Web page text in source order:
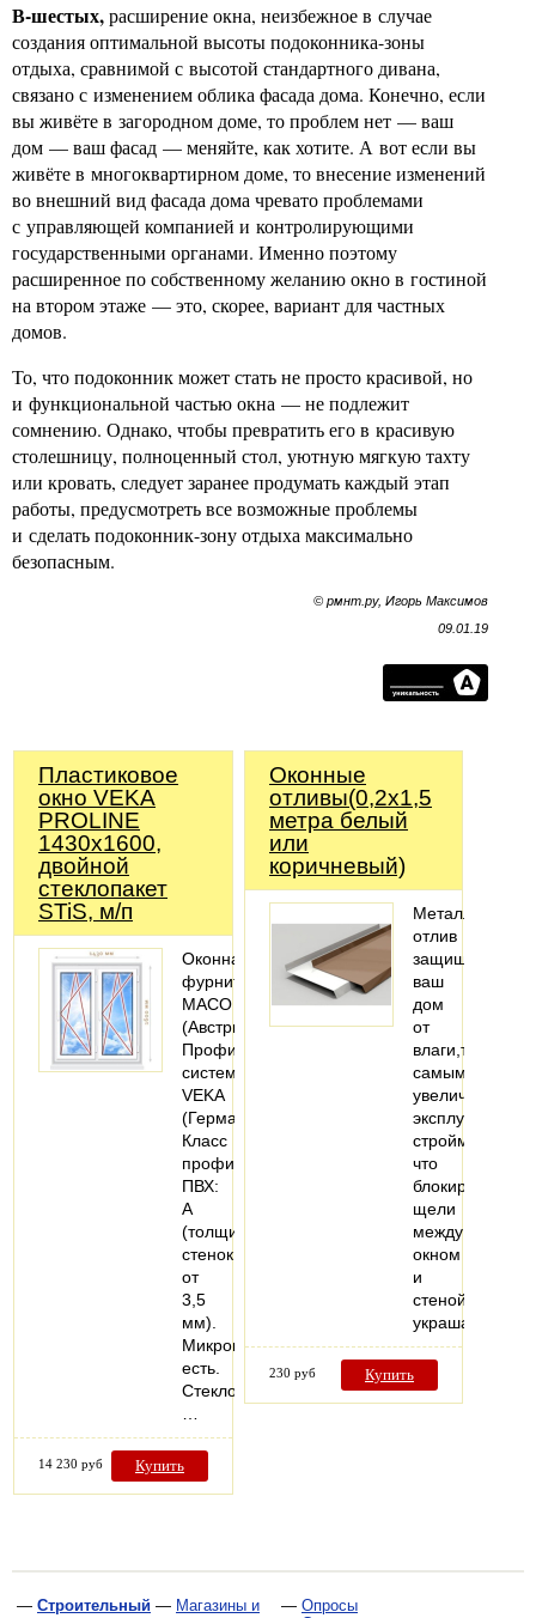
В-шестых,расширение окна, неизбежное в случае
создания оптимальной высоты подоконника-зоны
отдыха, сравнимой с высотой стандартного дивана,
связано с изменением облика фасада дома. Конечно, если
вы живёте в загородном доме, то проблем нет — ваш
дом — ваш фасад — меняйте, как хотите. А вот если вы
живёте в многоквартирном доме, то внесение изменений
во внешний вид фасада дома чревато проблемами
с управляющей компанией и контролирующими
государственными органами. Именно поэтому
расширенное по собственному желанию окно в гостиной
на втором этаже — это, скорее, вариант для частных
домов.
То, что подоконник может стать не просто красивой, но
и функциональной частью окна — не подлежит
сомнению. Однако, чтобы превратить его в красивую
столешницу, полноценный стол, уютную мягкую тахту
или кровать, следует заранее продумать каждый этап
работы, предусмотреть все возможные проблемы
и сделать подоконник-зону отдыха максимально
безопасным.
© рмнт.ру, Игорь Максимов
09.01.19
Пластиковое
окно VEKA
PROLINE
1430х1600,
двойной
стеклопакет
STiS, м/п
Оконная
фурнитура
MACO
(Австрия).
Профильная
система:
VEKA
(Германия).
Класс
профиля
ПВХ:
А
(толщина
стенок
от
3,5
мм).
Микропроветривание:
есть.
Стеклопакеты:
14 230 руб Купить
Оконные
отливы(0,2х1,5
метра белый
или
коричневый)
Металлический
отлив
защищает
ваш
дом
от
влаги,тем
самым
увеличивают
эксплуатацию
что
блокируют
щели
между
окном
и
стеной,также
украшают…
230 руб Купить
— Строительный — Магазины и
— Опросы